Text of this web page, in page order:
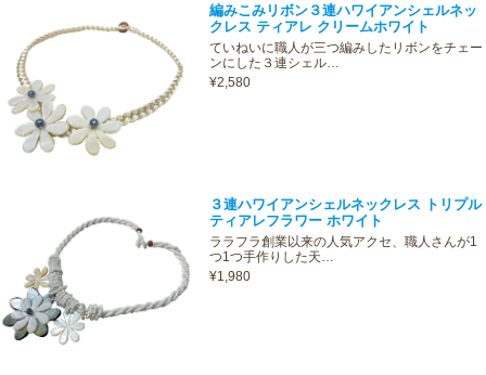
編みこみリボン３連ハワイアンシェルネッ
クレス ティアレ クリームホワイト
ていねいに職人が三つ編みしたリボンをチェー
ンにした３連シェル…
¥2,580
３連ハワイアンシェルネックレス トリプル
ティアレフラワー ホワイト
ララフラ創業以来の人気アクセ、職人さんが1
つ1つ手作りした天…
¥1,980